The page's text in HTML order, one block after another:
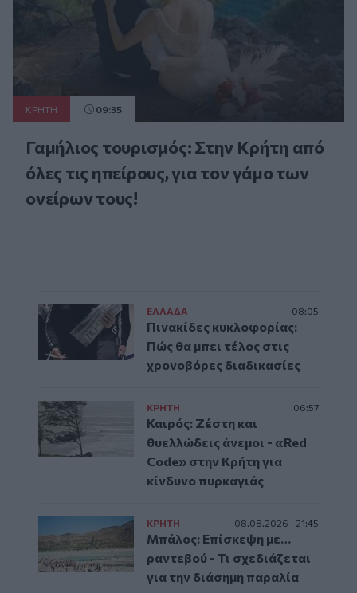
ΚΡΗΤΗ 09:35
Γαμήλιος τουρισμός: Στην Κρήτη από
όλες τις ηπείρους, για τον γάμο των
ονείρων τους!
ΕΛΛAΔΑ 08:05
Πινακίδες κυκλοφορίας:
Πώς θα μπει τέλος στις
χρονοβόρες διαδικασίες
ΚΡΗΤΗ 06:57
Καιρός: Ζέστη και
θυελλώδεις άνεμοι - «Red
Code» στην Κρήτη για
κίνδυνο πυρκαγιάς
ΚΡΗΤΗ 08.08.2026 - 21:45
Μπάλος: Επίσκεψη με…
ραντεβού - Τι σχεδιάζεται
για την διάσημη παραλία